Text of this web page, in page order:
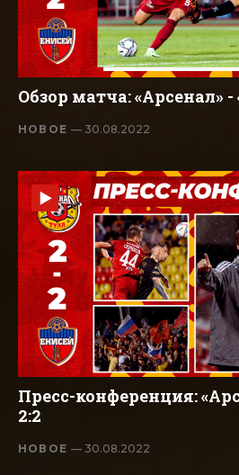
Обзор матча: «Арсенал» -
НОВОЕ— 30.08.2022
Пресс-конференция:
2:2
НОВОЕ— 30.08.2022